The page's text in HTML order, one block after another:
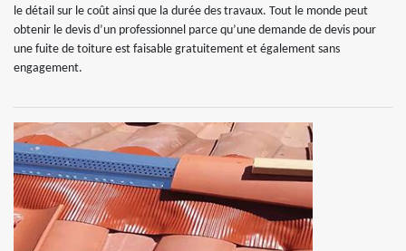
le détail sur le coût ainsi que la durée des travaux. Tout le monde peut
obtenir le devis d’un professionnel parce qu’une demande de devis pour
une fuite de toiture est faisable gratuitement et également sans
engagement.